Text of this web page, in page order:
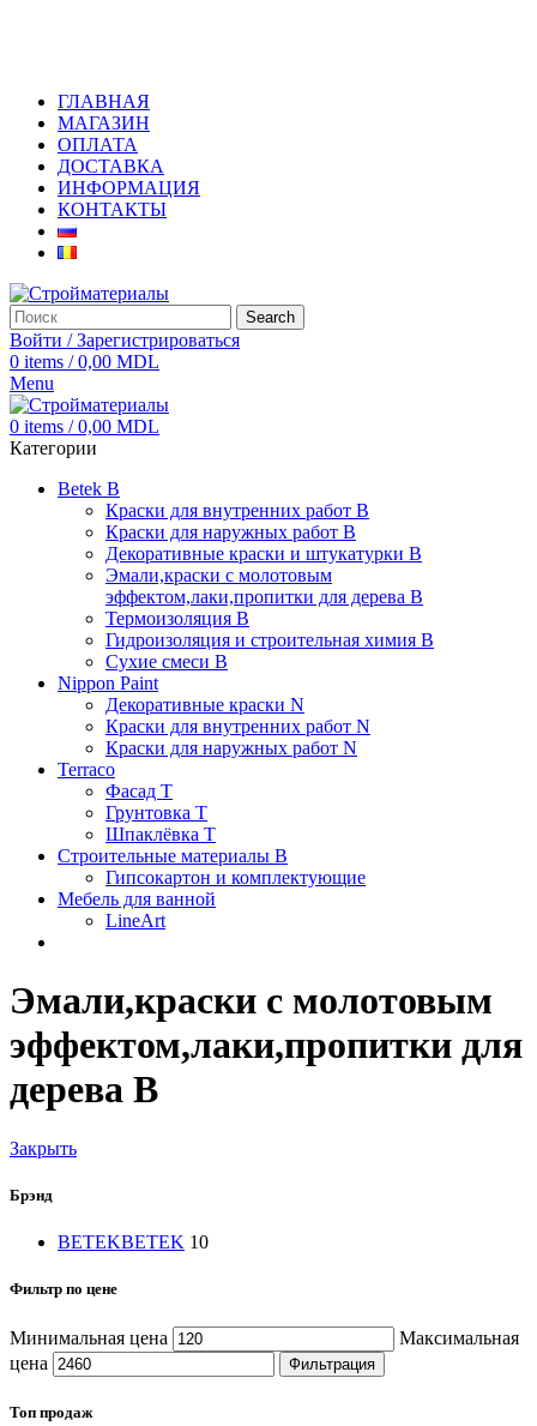
ГЛАВНАЯ
МАГАЗИН
ОПЛАТА
ДОСТАВКА
ИНФОРМАЦИЯ
КОНТАКТЫ
Search
Войти / Зарегистрироваться
0 items / 0,00 MDL
Menu
0 items / 0,00 MDL
Категории
Betek B
Краски для внутренних работ B
Краски для наружных работ B
Декоративные краски и штукатурки В
Эмали,краски с молотовым
эффектом,лаки,пропитки для дерева В
Термоизоляция В
Гидроизоляция и строительная химия В
Сухие смеси B
Nippon Paint
Декоративные краски N
Краски для внутренних работ N
Краски для наружных работ N
Terraco
Фасад Т
Грунтовка T
Шпаклёвка T
Строительные материалы В
Гипсокартон и комплектующие
Мебель для ванной
LineArt
Эмали,краски с молотовым
эффектом,лаки,пропитки для
дерева В
Закрыть
Брэнд
BETEKBETEK 10
Фильтр по цене
Минимальная цена
Максимальная
цена
Фильтрация
Топ продаж